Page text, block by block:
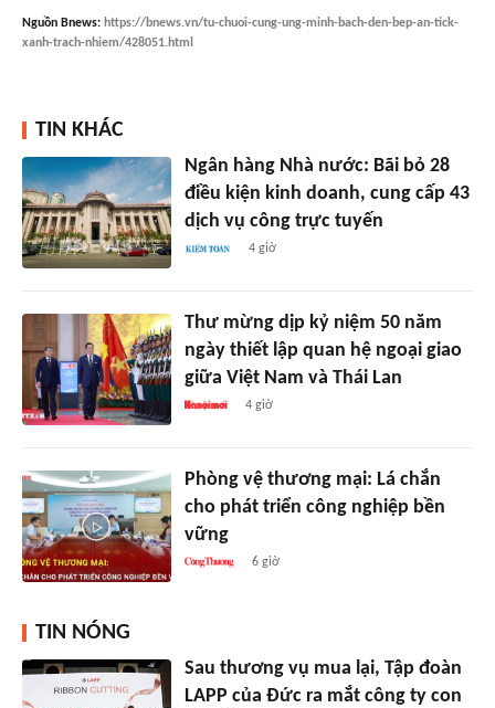
Nguồn Bnews: https://bnews.vn/tu-chuoi-cung-ung-minh-bach-den-bep-an-tick-
xanh-trach-nhiem/428051.html
TIN KHÁC
Ngân hàng Nhà nước: Bãi bỏ 28
điều kiện kinh doanh, cung cấp 43
dịch vụ công trực tuyến
4 giờ
Thư mừng dịp kỷ niệm 50 năm
ngày thiết lập quan hệ ngoại giao
giữa Việt Nam và Thái Lan
4 giờ
Phòng vệ thương mại: Lá chắn
cho phát triển công nghiệp bền
vững
6 giờ
TIN NÓNG
Sau thương vụ mua lại, Tập đoàn
LAPP của Đức ra mắt công ty con